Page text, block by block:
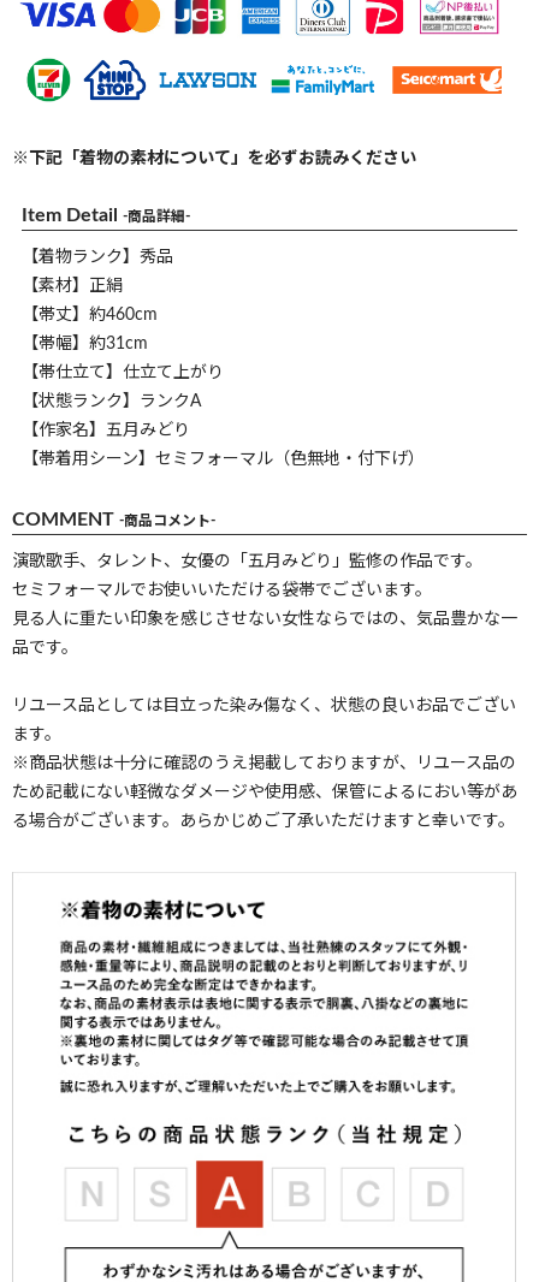
※下記「着物の素材について」を必ずお読みください
Item Detail -商品詳細-
【着物ランク】秀品
【素材】正絹
【帯丈】約460cm
【帯幅】約31cm
【帯仕立て】仕立て上がり
【状態ランク】ランクA
【作家名】五月みどり
【帯着用シーン】セミフォーマル（色無地・付下げ）
COMMENT -商品コメント-
演歌歌手、タレント、女優の「五月みどり」監修の作品です。
セミフォーマルでお使いいただける袋帯でございます。
見る人に重たい印象を感じさせない女性ならではの、気品豊かな一
品です。
リユース品としては目立った染み傷なく、状態の良いお品でござい
ます。
※商品状態は十分に確認のうえ掲載しておりますが、リユース品の
ため記載にない軽微なダメージや使用感、保管によるにおい等があ
る場合がございます。あらかじめご了承いただけますと幸いです。